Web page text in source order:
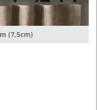
(7,5cm)